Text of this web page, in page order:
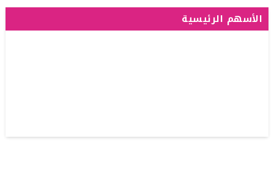
الأسهم الرئيسية